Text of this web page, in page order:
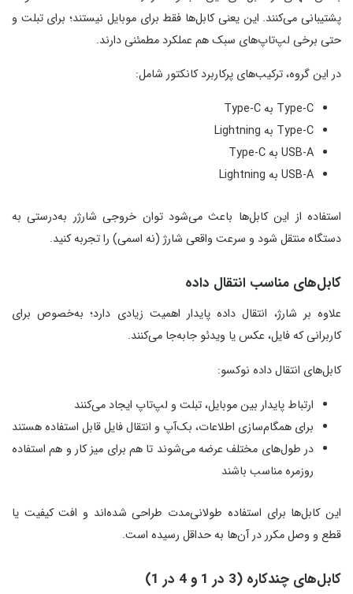
پشتیبانی می‌کنند. این یعنی کابل‌ها فقط برای موبایل نیستند؛ برای تبلت و
حتی برخی لپ‌تاپ‌های سبک هم عملکرد مطمئنی دارند.
در این گروه، ترکیب‌های پرکاربرد کانکتور شامل:
Type‑C به Type‑C
Type‑C به Lightning
USB‑A به Type‑C
USB‑A به Lightning
استفاده از این کابل‌ها باعث می‌شود توان خروجی شارژر به‌درستی به
دستگاه منتقل شود و سرعت واقعی شارژ (نه اسمی) را تجربه کنید.
کابل‌های مناسب انتقال داده
علاوه بر شارژ، انتقال داده پایدار اهمیت زیادی دارد؛ به‌خصوص برای
کاربرانی که فایل، عکس یا ویدئو جابه‌جا می‌کنند.
کابل‌های انتقال داده نوکسو:
ارتباط پایدار بین موبایل، تبلت و لپ‌تاپ ایجاد می‌کنند
برای همگام‌سازی اطلاعات، بک‌آپ و انتقال فایل قابل استفاده هستند
در طول‌های مختلف عرضه می‌شوند تا هم برای میز کار و هم استفاده
روزمره مناسب باشند
این کابل‌ها برای استفاده طولانی‌مدت طراحی شده‌اند و افت کیفیت یا
قطع و وصل مکرر در آن‌ها به حداقل رسیده است.
کابل‌های چندکاره (3 در 1 و 4 در 1)